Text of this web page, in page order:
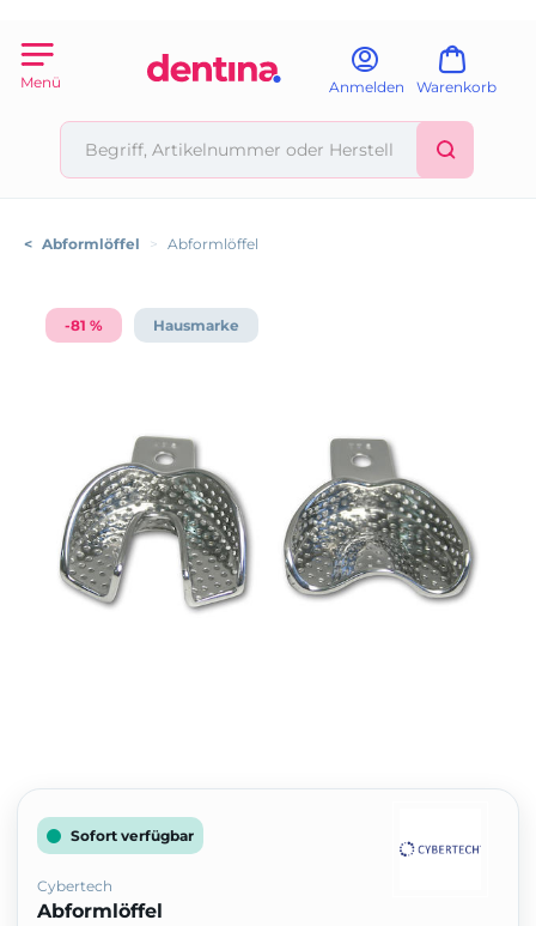
Menü Anmelden Warenkorb
< Abformlöffel > Abformlöffel
-81 % Hausmarke
Sofort verfügbar
Cybertech
Abformlöffel